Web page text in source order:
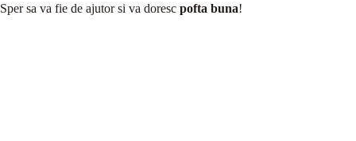
Sper sa va fie de ajutor si va doresc pofta buna!